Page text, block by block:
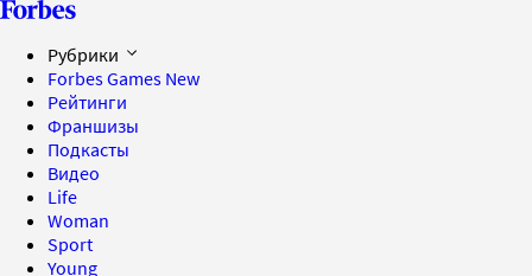
Рубрики
Forbes Games New
Рейтинги
Франшизы
Подкасты
Видео
Life
Woman
Sport
Young